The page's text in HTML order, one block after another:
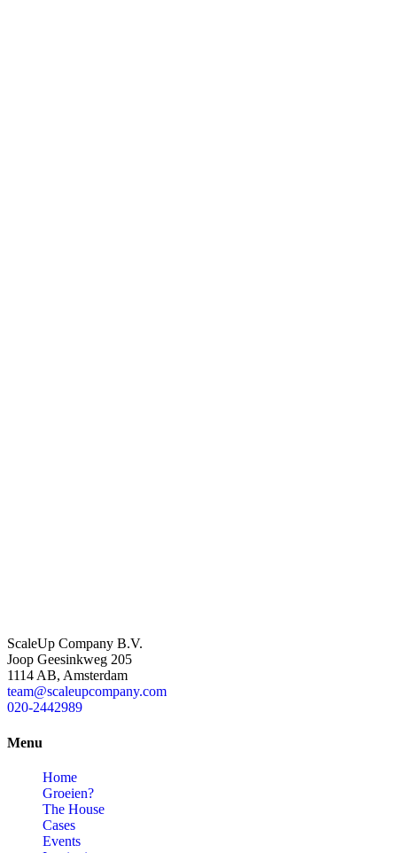
ScaleUp Company B.V.
Joop Geesinkweg 205
1114 AB, Amsterdam
team@scaleupcompany.com
020-2442989
Menu
Home
Groeien?
The House
Cases
Events